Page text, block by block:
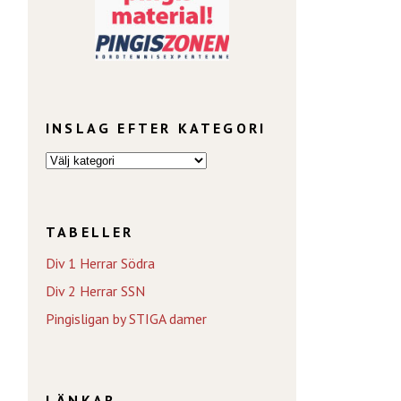
INSLAG EFTER KATEGORI
TABELLER
Div 1 Herrar Södra
Div 2 Herrar SSN
Pingisligan by STIGA damer